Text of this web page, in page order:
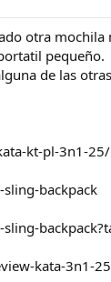
otra mochila
pequeño.
de las
kt-pl-3n1-25/
backpack
kata-3n1-